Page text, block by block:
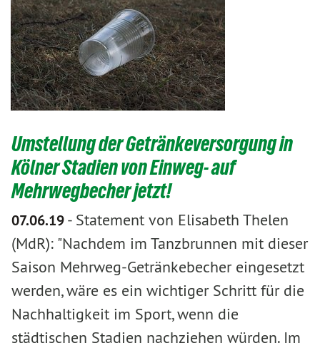
Umstellung der Getränkeversorgung in
Kölner Stadien von Einweg- auf
Mehrwegbecher jetzt!
07.06.19- Statement von Elisabeth Thelen
(MdR): "Nachdem im Tanzbrunnen mit dieser
Saison Mehrweg-Getränkebecher eingesetzt
werden, wäre es ein wichtiger Schritt für die
Nachhaltigkeit im Sport, wenn die
städtischen Stadien nachziehen würden. Im